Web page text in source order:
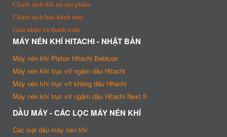
Chính sách đổi trả sản phẩm
Chính sách bảo hành máy
Giao nhận và thanh toán
MÁY NÉN KHÍ HITACHI - NHẬT BẢN
Máy nén khí Piston Hitachi Bebicon
Máy nén khí trục vít ngâm dầu Hitachi
Máy nén khí trục vít không dầu Hitachi
Máy nén khí trục vít ngâm dầu Hitachi Next II
DẦU MÁY - CÁC LỌC MÁY NÉN KHÍ
Các loại dầu máy nén khí